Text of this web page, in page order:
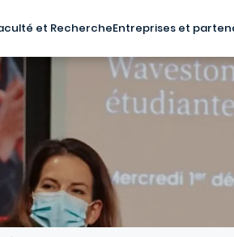
et RechercheEntreprises et